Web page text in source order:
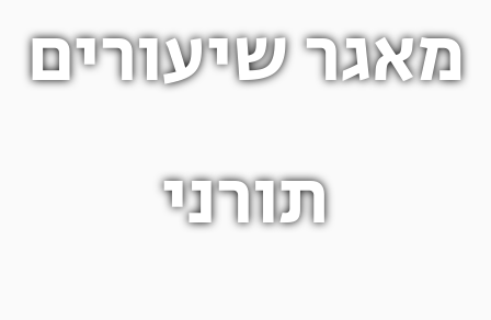
מאגר שיעורים
תורני